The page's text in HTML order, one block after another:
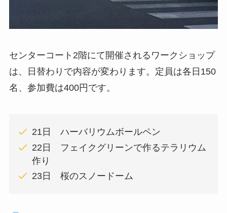
センターコート2階にて開催されるワークショップ
は、日替わりで内容が変わります。定員は各日150
名、参加費は400円です。
21日 ハーバリウムボールペン
22日 フェイクグリーンで作るテラリウム
作り
23日 桜のスノードーム